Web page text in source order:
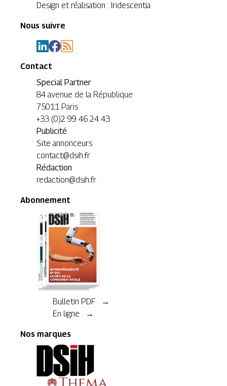
Design et réalisation : Iridescentia
Nous suivre
Contact
Special Partner
84 avenue de la République
75011 Paris
+33 (0)2 99 46 24 43
Publicité
Site annonceurs
contact@dsih.fr
Rédaction
redaction@dsih.fr
Abonnement
Bulletin PDF →
En ligne →
Nos marques